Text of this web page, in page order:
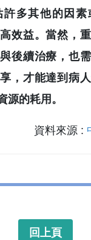
多其他的因
效益。當然，
後續治療，也
，才能達到病
源的耗用。
資料來源 :
回上頁